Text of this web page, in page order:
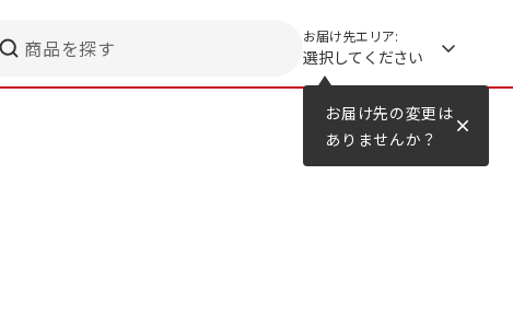
お届け先の変更は
ありませんか？
商品を探す お届け先エリア:
選択してください